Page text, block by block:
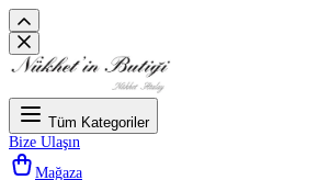
Tüm Kategoriler
Bize Ulaşın
Mağaza